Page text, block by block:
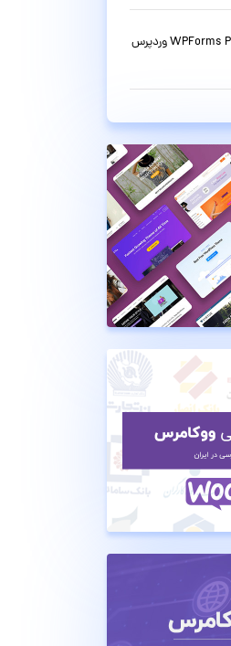
افزونه ایجاد فرم های چند مرحله ای WPForms Pro وردپرس